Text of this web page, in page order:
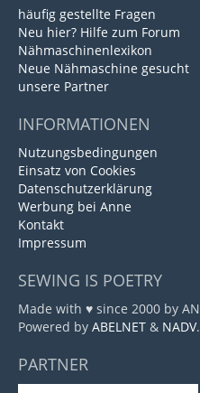
häufig gestellte Fragen
Neu hier? Hilfe zum Forum
Nähmaschinenlexikon
Neue Nähmaschine gesucht
unsere Partner
INFORMATIONEN
Nutzungsbedingungen
Einsatz von Cookies
Datenschutzerklärung
Werbung bei Anne
Kontakt
Impressum
SEWING IS POETRY
Made with ♥ since 2000 by
Powered by ABELNET & NADV.
PARTNER